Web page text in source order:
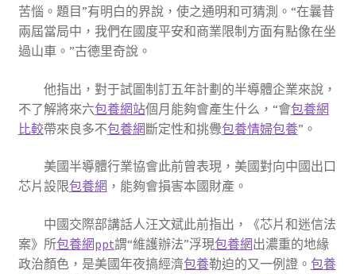
苦惱。題目”有明白的界說，使之通明和可猜測。“在曩昔
兩屆當局中，我們在國度平安和商業限制方面有點像在坐
過山車。”古德里奇說。
他指出，對于試圖制訂五年計劃的半導體企業來說，
不了解將來六包養網站個月能夠會產生什么，“會包養網
比較帶來良多不包養網斷定性和挑釁包養情婦包養”。
美國半導體行業協會此前曾表現，美國對向中國出口
芯片設限包養網 ，能夠會損害本國財產。
中國交際部講話人汪文斌此前指出，《芯片和迷信法
案》所包養網ppt謂“維護辦法”浮現包養網出濃重的地緣
政治顏色，是美國年夜搞經濟包養勒迫的又一例證。 包養